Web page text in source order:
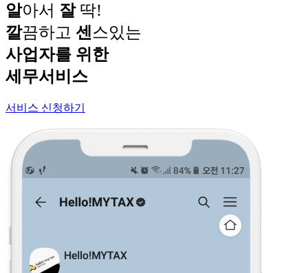
알아서 잘 딱!
깔끔하고 센스있는
사업자를 위한
세무서비스
서비스 신청하기